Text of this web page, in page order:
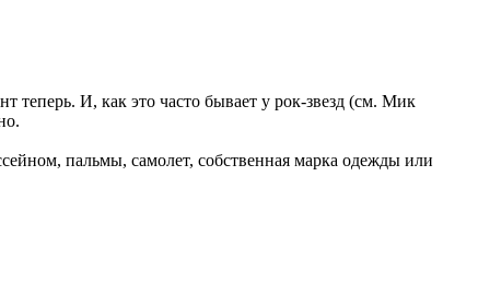
теперь. И, как это часто бывает у рок-звезд (см. Мик
пальмы, самолет, собственная марка одежды или